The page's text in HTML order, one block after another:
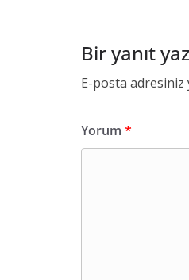
Bir yanıt
E-posta adresiniz
Yorum *